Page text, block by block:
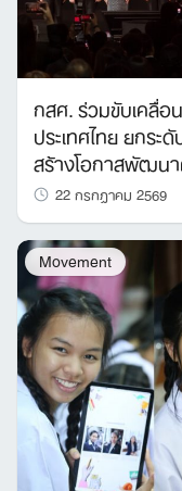
Search
for:
กสศ. ร่วมขับเคลื่อ
ประเทศไทย ยกร
สร้างโอกาสพัฒน
22 กรกฎาคม 2569
Movement